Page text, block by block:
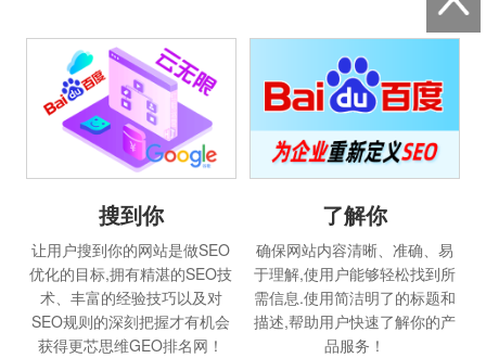
搜到你
让用户搜到你的网站是做SEO
优化的目标,拥有精湛的SEO技
术、丰富的经验技巧以及对
SEO规则的深刻把握才有机会
获得更芯思维GEO排名网！
了解你
确保网站内容清晰、准确、易
于理解,使用户能够轻松找到所
需信息.使用简洁明了的标题和
描述,帮助用户快速了解你的产
品服务！